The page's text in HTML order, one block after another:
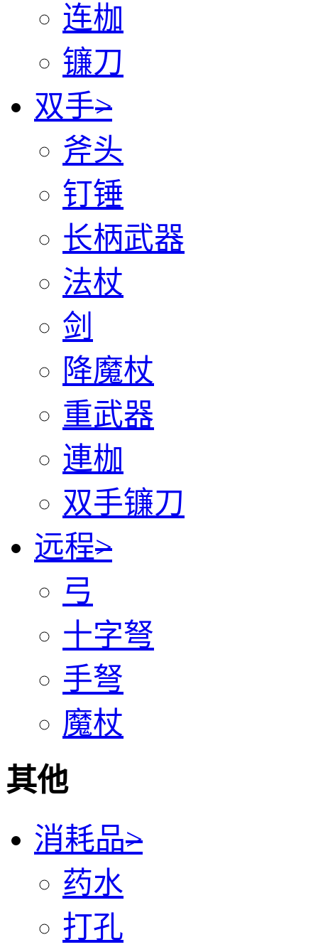
连枷
镰刀
双手>
斧头
钉锤
长柄武器
法杖
剑
降魔杖
重武器
連枷
双手镰刀
远程>
弓
十字弩
手弩
魔杖
其他
消耗品>
药水
打孔